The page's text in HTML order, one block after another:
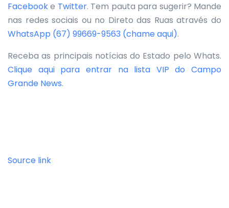
Facebooke Twitter. Tem pauta para sugerir? Mande
nas redes sociais ou no Direto das Ruas através do
WhatsApp (67) 99669-9563 (chame aqui).
Receba as principais notícias do Estado pelo Whats.
Clique aqui para entrar na lista VIP do Campo
Grande News.
Source link